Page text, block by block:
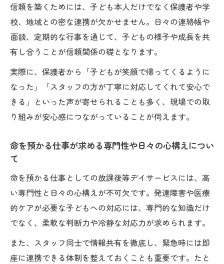
療育と放課後等デイサービスの違いを徹底解説
療育と命を預かる仕事の放課後等デイサー
ビスの違い
いを解説
放課後等デイサービスと児童発達支援の役
割の違い
の比較
内容の違い
利用対象や支援内容における基本の理解
命を預かる仕事における利用対象と支援内
容の基本
放課後等デイサービスで支援する子どもの
特徴と理解
信頼を築くためには、子ども本人だけでなく保護者や学
校、地域との密な連携が欠かせません。日々の連絡帳や
面談、定期的な行事を通じて、子どもの様子や成長を共
有し合うことが信頼関係の礎となります。
実際に、保護者から「子どもが笑顔で帰ってくるように
なった」「スタッフの方が丁寧に対応してくれて安心で
きる」といった声が寄せられることも多く、現場での取
り組みが安心感につながっていることが伺えます。
命を預かる仕事が求める専門性や日々の心構えについ
て
命を預かる仕事としての放課後等デイサービスには、高
い専門性と日々の心構えが不可欠です。発達障害や医療
的ケアが必要な子どもへの対応には、専門的な知識だけ
でなく、柔軟な判断力や冷静な対応力が求められます。
また、スタッフ同士で情報共有を徹底し、緊急時には即
座に連携できる体制を整えておくことも重要です。たと